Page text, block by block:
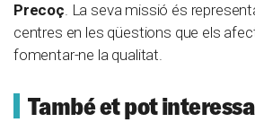
Precoç . La seva missió és
centres en les qüestions que els
fomentar-ne la qualitat.
També et pot